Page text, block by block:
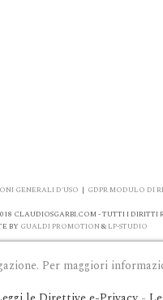
GENERALI D'USO | GDPR MODULO DI
CLAUDIOSGARBI.COM - TUTTI I DIRITTI
BY GUALDI PROMOTION & LP-STUDIO
Per maggiori